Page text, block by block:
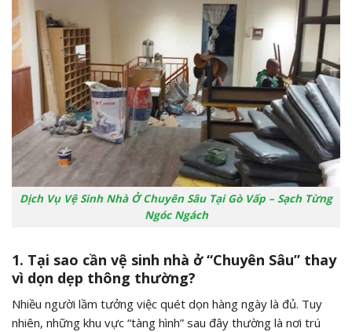
Dịch Vụ Vệ Sinh Nhà Ở Chuyên Sâu Tại Gò Vấp – Sạch Từng
Ngóc Ngách
1. Tại sao cần vệ sinh nhà ở “Chuyên Sâu” thay
vì dọn dẹp thông thường?
Nhiều người lầm tưởng việc quét dọn hàng ngày là đủ. Tuy
nhiên, những khu vực “tàng hình” sau đây thường là nơi trú